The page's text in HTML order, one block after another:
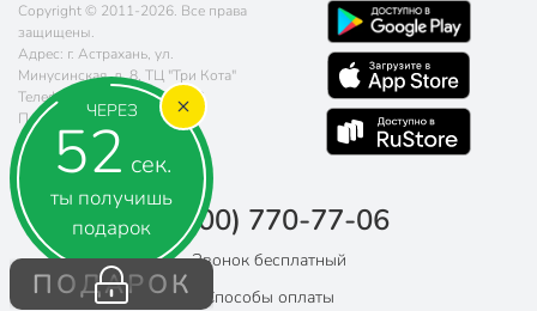
ЧЕРЕЗ
52 сек.
ты получишь
подарок
ПОДАРОК
Copyright © 2011-2026. Все права
защищены.
Адрес: г. Астрахань, ул.
Минусинская, д. 8, ТЦ "Три Кота"
Телефон:
8 (800) 770-77-06
Почта:
sales@poryadok.ru
8 (800) 770-77-06
Звонок бесплатный
Способы оплаты